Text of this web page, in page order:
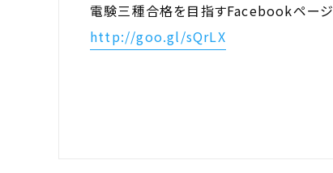
電験三種合格を目指すFacebookページ
http://goo.gl/sQrLX